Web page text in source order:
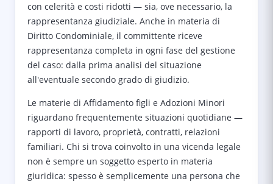
con celerità e costi ridotti — sia, ove necessario, la
rappresentanza giudiziale. Anche in materia di
Diritto Condominiale, il committente riceve
rappresentanza completa in ogni fase del gestione
del caso: dalla prima analisi del situazione
all'eventuale secondo grado di giudizio.
Le materie di Affidamento figli e Adozioni Minori
riguardano frequentemente situazioni quotidiane —
rapporti di lavoro, proprietà, contratti, relazioni
familiari. Chi si trova coinvolto in una vicenda legale
non è sempre un soggetto esperto in materia
giuridica: spesso è semplicemente una persona che